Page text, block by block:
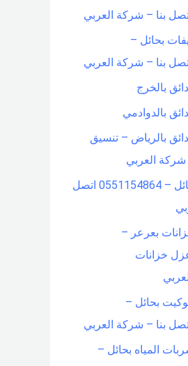
بحائل –
بالخرج
بالدوادمي
بالرياض – تنسيق
شركة العربي
شركة شيول بحائل – 0551154864 اتصل
بعرعر –
عزل خزانات
بحائل –
المياه بحائل –